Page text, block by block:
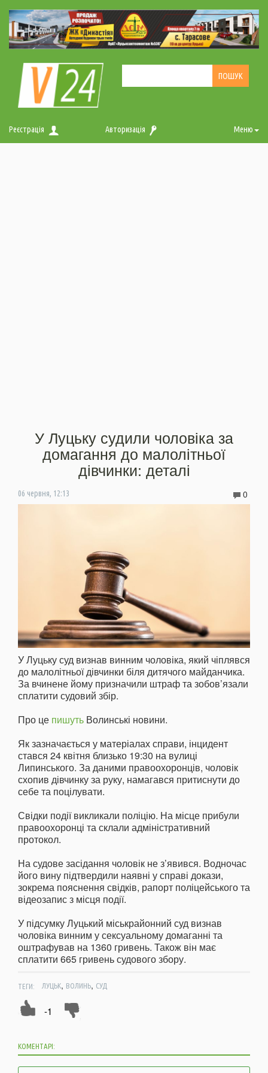
Реєстрація Авторизація Меню
У Луцьку судили чоловіка за
домагання до малолітньої
дівчинки: деталі
06 червня, 12:13 0
У Луцьку суд визнав винним чоловіка, який чіплявся
до малолітньої дівчинки біля дитячого майданчика.
За вчинене йому призначили штраф та зобов’язали
сплатити судовий збір.
Про це пишуть Волинські новини.
Як зазначається у матеріалах справи, інцидент
стався 24 квітня близько 19:30 на вулиці
Липинського. За даними правоохоронців, чоловік
схопив дівчинку за руку, намагався притиснути до
себе та поцілувати.
Свідки події викликали поліцію. На місце прибули
правоохоронці та склали адміністративний
протокол.
На судове засідання чоловік не з’явився. Водночас
його вину підтвердили наявні у справі докази,
зокрема пояснення свідків, рапорт поліцейського та
відеозапис з місця події.
У підсумку Луцький міськрайонний суд визнав
чоловіка винним у сексуальному домаганні та
оштрафував на 1360 гривень. Також він має
сплатити 665 гривень судового збору.
ТЕГИ: ЛУЦЬК, ВОЛИНЬ, СУД
-1
КОМЕНТАРІ: